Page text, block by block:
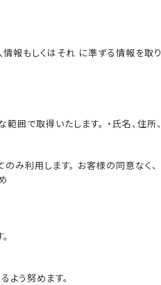
報もしくはそれ に準ずる情報を取り
囲で取得いたします。 ・氏名、住所、
み利用します。 お客様の同意なく、
う努めます。